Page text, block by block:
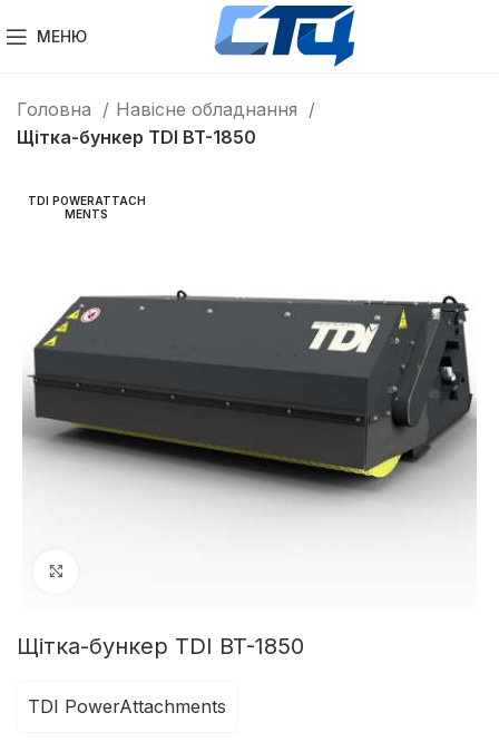
МЕНЮ
Головна
Навісне обладнання
Щітка-бункер TDI BT-1850
TDI POWERATTACH
MENTS
Щітка-бункер TDI BT-1850
TDI PowerAttachments